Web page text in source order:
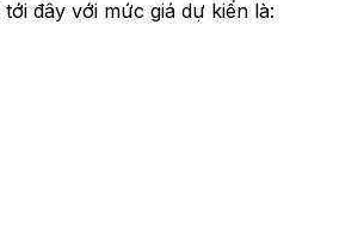
đây với mức giá dự kiến là: